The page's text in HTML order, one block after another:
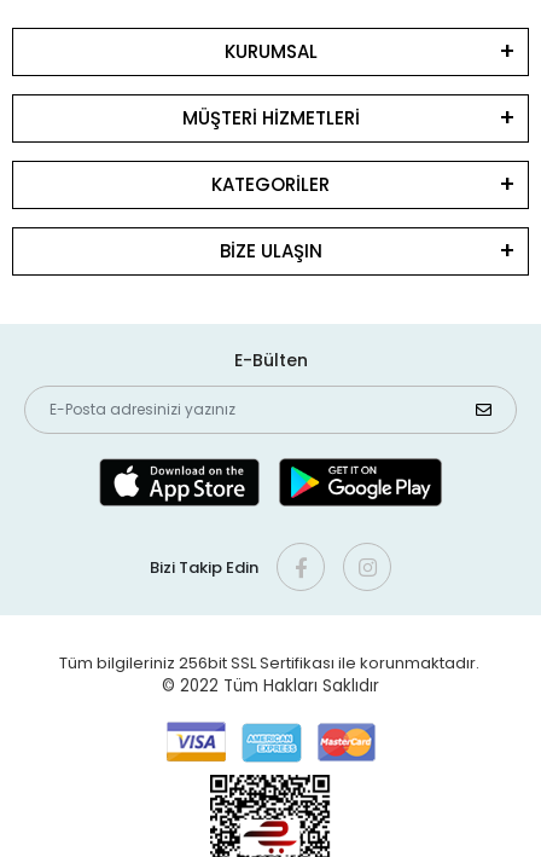
KURUMSAL
MÜŞTERİ HİZMETLERİ
KATEGORİLER
BİZE ULAŞIN
E-Bülten
Bizi Takip Edin
Tüm bilgileriniz 256bit SSL Sertifikası ile korunmaktadır.
© 2022 Tüm Hakları Saklıdır